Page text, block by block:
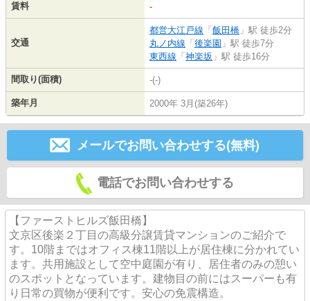
賃料 -
交通
都営大江戸線 「 飯田橋 」駅 徒歩2分
丸ノ内線 「 後楽園 」駅 徒歩7分
東西線 「 神楽坂 」駅 徒歩16分
間取り(面積) -(-)
築年月 2000年 3月(築26年)
メールでお問い合わせする(無料)
電話でお問い合わせする
【ファーストヒルズ飯田橋】
文京区後楽２丁目の高級分譲賃貸マンションのご紹介で
す。10階まではオフィス棟11階以上が居住棟に分かれてい
ます。共用施設として空中庭園が有り、居住者のみの憩い
のスポットとなっています。建物目の前にはスーパーも有
り日常の買物が便利です。安心の免震構造。